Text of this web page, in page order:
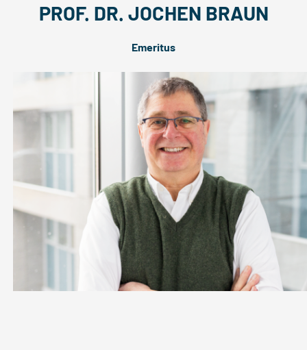
PROF. DR. JOCHEN BRAUN
Emeritus